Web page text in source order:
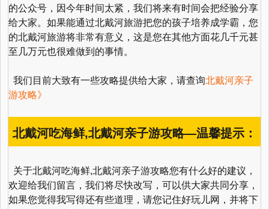
的公众号，因今年时间太紧，我们将来有时间会把经验分享
给大家。如果能通过北戴河旅游把您的孩子培养成学霸，您
的北戴河旅游将非常有意义，这是您在其他方面花几千元甚
至几万元也很难做到的事情。
我们目前大致有一些攻略提供给大家，请查询北戴河亲子
游攻略》
北戴河吃海鲜,北戴河亲子游攻略—温馨提示：
关于北戴河吃海鲜,北戴河亲子游攻略您有什么好的建议，
欢迎给我们留言，我们将尽快改写，可以供大家共同分享，
如果您觉得我写得还有些道理，请您记住好玩儿网，并将下